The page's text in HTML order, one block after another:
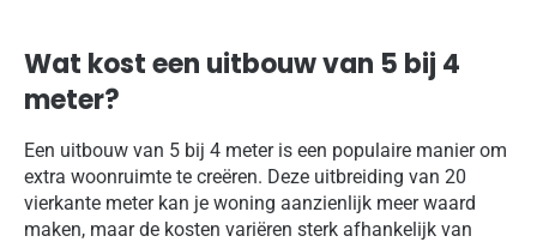
Wat kost een uitbouw van 5 bij 4
meter?
Een uitbouw van 5 bij 4 meter is een populaire manier om
extra woonruimte te creëren. Deze uitbreiding van 20
vierkante meter kan je woning aanzienlijk meer waard
maken, maar de kosten variëren sterk afhankelijk van